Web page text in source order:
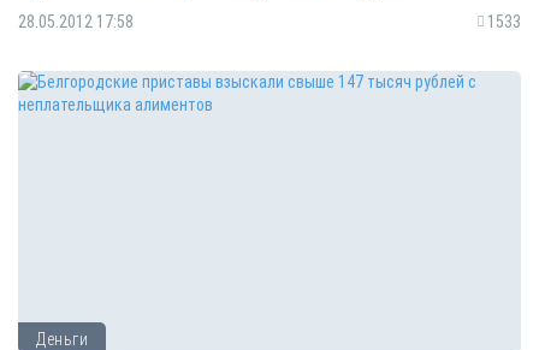
28.05.2012 17:58 1533
Деньги